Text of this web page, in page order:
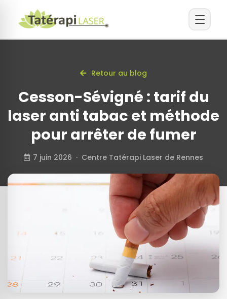
Retour au blog
Cesson-Sévigné : tarif du
laser anti tabac et méthode
pour arrêter de fumer
7 juin 2026 · Centre Tatérapi Laser de Rennes